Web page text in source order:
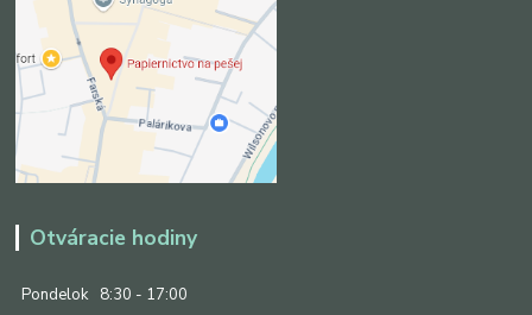
Otváracie hodiny
Pondelok
8:30 - 17:00